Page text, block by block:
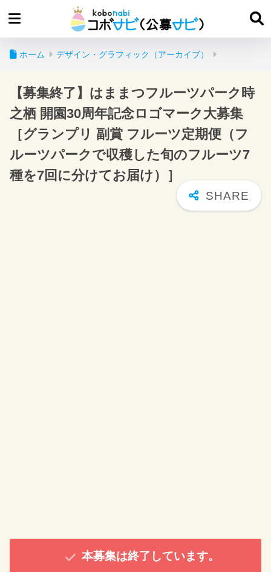
ホーム デザイン・グラフィック（アーカイブ）
【募集終了】はままつフルーツパーク時
之栖 開園30周年記念ロゴマーク大募集
［グランプリ 副賞 フルーツ定期便（フ
ルーツパークで収穫した旬のフルーツ7
種を7回に分けてお届け）］
本募集は終了しています。